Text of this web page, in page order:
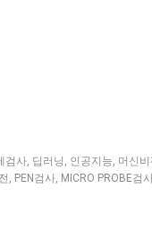
검사, 딥러닝 , 인공지능, 머신
, PEN검사, MICRO PROBE검